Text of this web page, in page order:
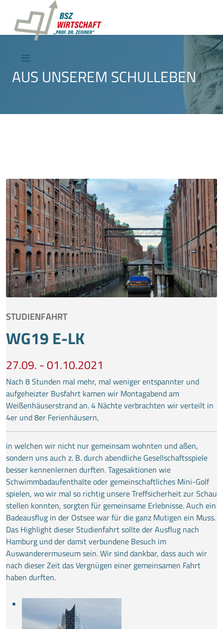
AUS UNSEREM SCHULLEBEN
STUDIENFAHRT
WG19 E-LK
27.09. - 01.10.2021
Nach 8 Stunden mal mehr, mal weniger entspannter und
aufgeheizter Busfahrt kamen wir Montagabend am
Weißenhäuserstrand an. 4 Nächte verbrachten wir verteilt in
4er und 8er Ferienhäusern,
in welchen wir nicht nur gemeinsam wohnten und aßen,
sondern uns auch z. B. durch abendliche Gesellschaftsspiele
besser kennenlernen durften. Tagesaktionen wie
Schwimmbadaufenthalte oder gemeinschaftliches Mini-Golf
spielen, wo wir mal so richtig unsere Treffsicherheit zur Schau
stellen konnten, sorgten für gemeinsame Erlebnisse. Auch ein
Badeausflug in der Ostsee war für die ganz Mutigen ein Muss.
Das Highlight dieser Studienfahrt sollte der Ausflug nach
Hamburg und der damit verbundene Besuch im
Auswanderermuseum sein. Wir sind dankbar, dass auch wir
nach dieser Zeit das Vergnügen einer gemeinsamen Fahrt
haben durften.